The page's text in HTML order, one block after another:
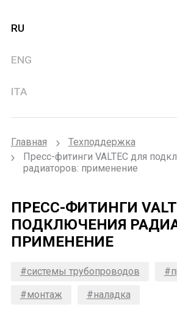
RU
ENG
ITA
Главная
Техподдержка
Пресс-фитинги VALTEC для
радиаторов: применение
ПРЕСС-ФИТИНГИ
ПОДКЛЮЧЕНИЯ
ПРИМЕНЕНИЕ
#системы трубопроводов
#монтаж
#наладка